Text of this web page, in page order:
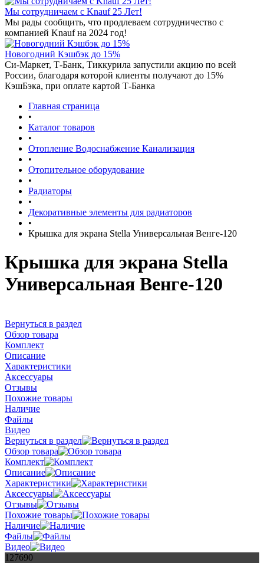
Мы сотрудничаем с Knauf 25 Лет!
Мы рады сообщить, что продлеваем сотрудничество с
компанией Knauf на 2024 год!
Новогодний Кэшбэк до 15%
Си-Маркет, Т-Банк, Тиккурила запустили акцию по всей
России, благодаря которой клиенты получают до 15%
КэшБэка, при оплате картой Т-Банка
Главная страница
•
Каталог товаров
•
Отопление Водоснабжение Канализация
•
Отопительное оборудование
•
Радиаторы
•
Декоративные элементы для радиаторов
•
Крышка для экрана Stella Универсальная Венге-120
Крышка для экрана Stella
Универсальная Венге-120
Вернуться в раздел
Обзор товара
Комплект
Описание
Характеристики
Аксессуары
Отзывы
Похожие товары
Наличие
Файлы
Видео
Вернуться в раздел
Обзор товара
Комплект
Описание
Характеристики
Аксессуары
Отзывы
Похожие товары
Наличие
Файлы
Видео
127690